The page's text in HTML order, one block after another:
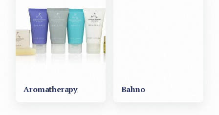
Aromatherapy Bahno